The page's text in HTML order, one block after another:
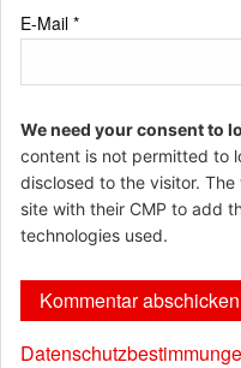
E-Mail *
We need your consent to
content is not permitted to
disclosed to the visitor.
site with their CMP to add
technologies used.